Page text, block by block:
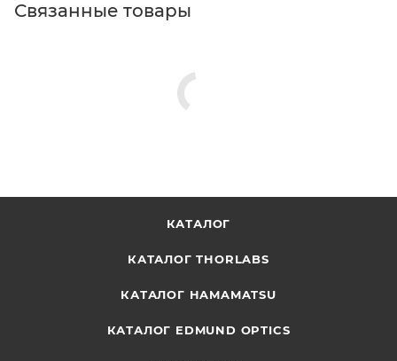
Связанные товары
КАТАЛОГ
КАТАЛОГ THORLABS
КАТАЛОГ HAMAMATSU
КАТАЛОГ EDMUND OPTICS